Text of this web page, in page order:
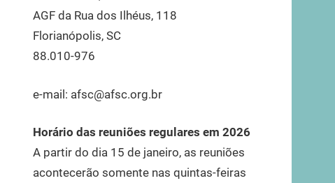
AGF da Rua dos Ilhéus, 118
Florianópolis, SC
88.010-976
e-mail: afsc@afsc.org.br
Horário das reuniões regulares em 2026
A partir do dia 15 de janeiro, as reuniões
acontecerão somente nas quintas-feiras